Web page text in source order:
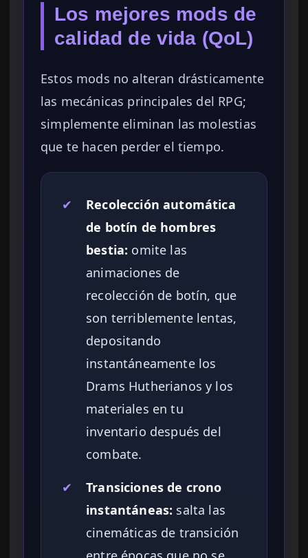
Los mejores mods de
calidad de vida (QoL)
Estos mods no alteran drásticamente
las mecánicas principales del RPG;
simplemente eliminan las molestias
que te hacen perder el tiempo.
✔
Recolección automática
de botín de hombres
bestia: omite las
animaciones de
recolección de botín, que
son terriblemente lentas,
depositando
instantáneamente los
Drams Hutherianos y los
materiales en tu
inventario después del
combate.
✔
Transiciones de crono
instantáneas: salta las
cinemáticas de transición